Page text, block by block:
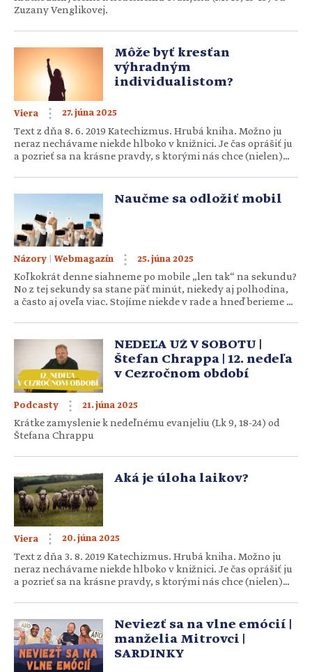
Zuzany Venglikovej.
Môže byť kresťan
výhradným
individualistom?
Viera 27. júna 2025
Text z dňa 8. 6. 2019 Katechizmus. Hrubá kniha. Možno ju
neraz nechávame niekde hlboko v knižnici. Je čas oprášiť ju
a pozrieť sa na krásne pravdy, s ktorými nás chce (nielen)
dobre bolo, ale aby sme aj sväto žili. Autori: Mária
Kohutiarová, Zuzana Vandáková Môže byť kresťan […]
Naučme sa odložiť mobil
Názory Webmagazín 25. júna 2025
Koľkokrát denne siahneme po mobile „len tak“ na sekundu?
No z tej sekundy sa stane päť minút, niekedy aj polhodina,
a často aj oveľa viac. Stojíme niekde v rade a hneď berieme do
Večer si chceme oddýchnuť – prejdeme si sociálne siete,
fotky, videá a bez toho, […]NEDEĽA UŽ V SOBOTU |
Štefan Chrappa | 12. nedeľa
v Cezročnom období
Podcasty 21. júna 2025
Krátke zamyslenie k nedeľnému evanjeliu (Lk 9, 18-24) od
Štefana Chrappu
Aká je úloha laikov?
Viera 20. júna 2025
Text z dňa 3. 8. 2019 Katechizmus. Hrubá kniha. Možno ju
neraz nechávame niekde hlboko v knižnici. Je čas oprášiť ju
a pozrieť sa na krásne pravdy, s ktorými nás chce (nielen)
dobre bolo, ale aby sme aj sväto žili. Autor: Mária
Kohutiarová, Zuzana Vandáková Kto sú laici […]
Neviezť sa na vlne emócií |
manželia Mitrovci |
SARDINKY